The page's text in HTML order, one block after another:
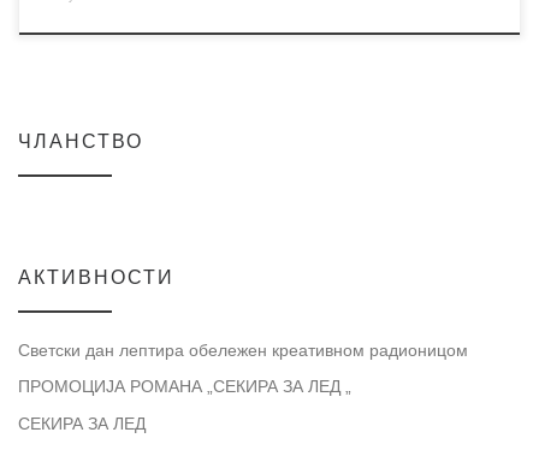
ЧЛАНСТВО
АКТИВНОСТИ
Светски дан лептира обележен креативном радионицом
ПРОМОЦИЈА РОМАНА „СЕКИРА ЗА ЛЕД „
СЕКИРА ЗА ЛЕД